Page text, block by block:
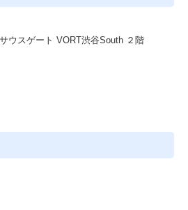
示すための専門家として
と専門性を持ったメンバーとチーム
ます。
ーズの高まりを背景に、デザインリ
ェクトを牽引してくださる人材を募集
（インサイトリサーチ）」の
insight-research
チャーとして働く魅力
よるファインディングスを様々な職種
ウスゲート VORT渋谷South ２階